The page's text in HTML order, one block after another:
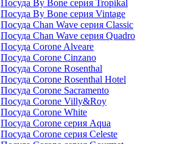
Посуда By Bone серия Tropikal
Посуда By Bone серия Vintage
Посуда Chan Wave серия Classic
Посуда Chan Wave серия Quadro
Посуда Corone Alveare
Посуда Corone Cinzano
Посуда Corone Rosenthal
Посуда Corone Rosenthal Hotel
Посуда Corone Sacramento
Посуда Corone Villy&Roy
Посуда Corone White
Посуда Corone серия Aqua
Посуда Corone серия Celeste